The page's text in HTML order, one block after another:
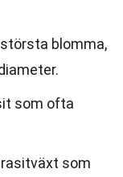
blomma,
som ofta
som